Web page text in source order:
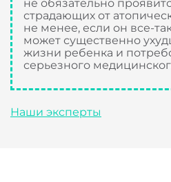
не обязательно
страдающих от
не менее, если он все-
может существенно
жизни ребенка и
серьезного
Наши эксперты